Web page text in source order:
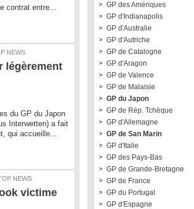
contrat entre...
NEWS
légèrement
du GP du Japon
Interwetten) a fait
qui accueille...
NEWS
victime
GP des Amériques
GP d'Indianapolis
GP d'Australie
GP d'Autriche
GP de Catalogne
GP d'Aragon
GP de Valence
GP de Malaisie
GP du Japon
GP de Rép. Tchèque
GP d'Allemagne
GP de San Marin
GP d'Italie
GP des Pays-Bas
GP de Grande-Bretagne
GP de France
GP du Portugal
GP d'Espagne